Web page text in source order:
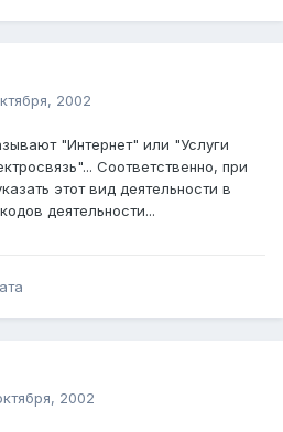
2002
"Интернет" или "Услуги
Соответственно, при
этот вид деятельности в
деятельности...
2002